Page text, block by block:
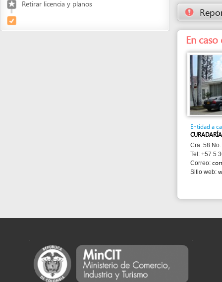
Entidad a cargo
CURADARÍA
Cra. 58 No. 64 -
Tel: +57 5 369 3555
Correo:
Sitio web: